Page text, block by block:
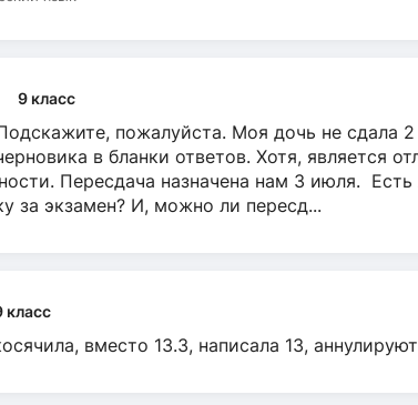
9 класс
пожалуйста. Моя дочь не сдала
в бланки ответов. Хотя, является
Пересдача назначена нам 3 июля.
за экзамен? И, можно ли пересд...
класс
вместо 13.3, написала 13,